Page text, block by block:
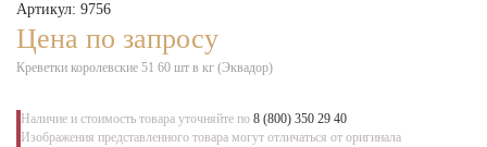
Артикул: 9756
Цена по запросу
Креветки королевские 51 60 шт в кг (Эквадор)
Наличие и стоимость товара уточняйте по 8 (800) 350 29 40
Изображения представленного товара могут отличаться от оригинала